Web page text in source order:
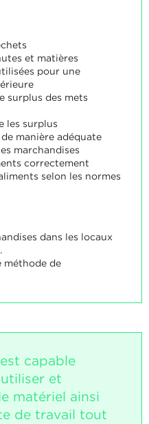
et matières
pour une
surplus des mets
les surplus
manière adéquate
marchandises
correctement
selon les normes
dans les locaux
méthode de
capable
et
matériel ainsi
de travail tout